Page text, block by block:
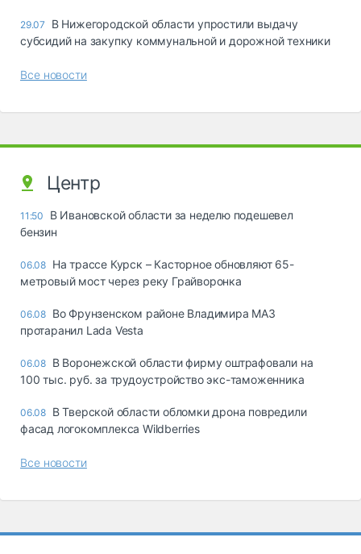
29.07
В Нижегородской области упростили выдачу
субсидий на закупку коммунальной и дорожной техники
Все новости
Центр
11:50
В Ивановской области за неделю подешевел
бензин
06.08 На трассе Курск – Касторное обновляют 65-
метровый мост через реку Грайворонка
06.08 Во Фрунзенском районе Владимира МАЗ
протаранил Lada Vesta
06.08 В Воронежской области фирму оштрафовали на
100 тыс. руб. за трудоустройство экс-таможенника
06.08 В Тверской области обломки дрона повредили
фасад логокомплекса Wildberries
Все новости